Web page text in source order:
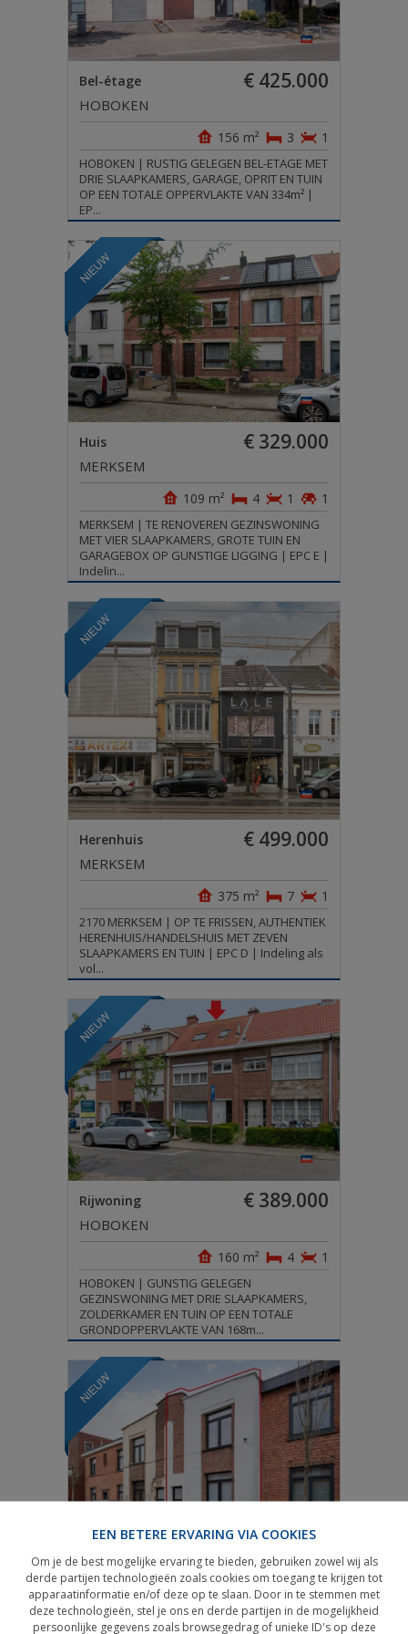
Bel-étage € 425.000
HOBOKEN
1
3
156 m²
HOBOKEN | RUSTIG GELEGEN BEL-ETAGE MET
DRIE SLAAPKAMERS, GARAGE, OPRIT EN TUIN
OP EEN TOTALE OPPERVLAKTE VAN 334m² |
EP...
Huis € 329.000
MERKSEM
1
1
4
109 m²
MERKSEM | TE RENOVEREN GEZINSWONING
MET VIER SLAAPKAMERS, GROTE TUIN EN
GARAGEBOX OP GUNSTIGE LIGGING | EPC E |
Indelin...
Herenhuis € 499.000
MERKSEM
1
7
375 m²
2170 MERKSEM | OP TE FRISSEN, AUTHENTIEK
HERENHUIS/HANDELSHUIS MET ZEVEN
SLAAPKAMERS EN TUIN | EPC D | Indeling als
vol...
Rijwoning € 389.000
HOBOKEN
1
4
160 m²
HOBOKEN | GUNSTIG GELEGEN
GEZINSWONING MET DRIE SLAAPKAMERS,
ZOLDERKAMER EN TUIN OP EEN TOTALE
GRONDOPPERVLAKTE VAN 168m...
Rijwoning € 410.000
WILRIJK
2
3
107 m²
EEN BETERE ERVARING VIA COOKIES
Om je de best mogelijke ervaring te bieden, gebruiken zowel wij als
derde partijen technologieën zoals cookies om toegang te krijgen tot
apparaatinformatie en/of deze op te slaan. Door in te stemmen met
deze technologieën, stel je ons en derde partijen in de mogelijkheid
persoonlijke gegevens zoals browsegedrag of unieke ID's op deze